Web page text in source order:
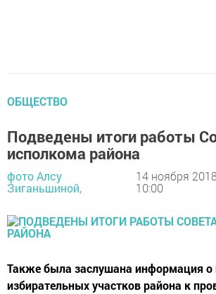
ОБЩЕСТВО
Подведены итоги работы
исполкома района
фото Алсу
Зиганьшиной,
14 ноября
10:00
Также была заслушана информация о
избирательных участков района к